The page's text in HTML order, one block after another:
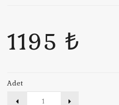
1195 ₺
Adet